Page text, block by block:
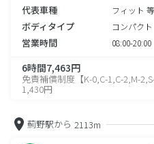
代表車種 フィット 等
ボディタイプ コンパクト
営業時間 08:00-20:00
6時間7,463円
免責補償制度【K-0,C-1,C-2,M-2,S-
1,430円
薊野駅から 2113m